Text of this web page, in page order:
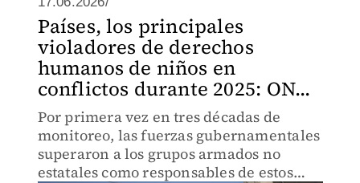
Países, los principales
violadores de derechos
humanos de niños en
conflictos durante 2025: ON...
Por primera vez en tres décadas de
monitoreo, las fuerzas gubernamentales
superaron a los grupos armados no
estatales como responsables de estos